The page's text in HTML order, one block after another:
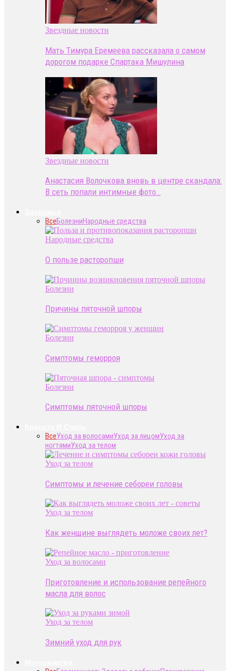
Звездные новости
Мать Тимура Еремеева рассказала о самом
дорогом подарке Спартака Мишулина
Звездные новости
Анастасия Волочкова вновь в центре скандала:
В сеть попали интимные фото…
ВсеБолезниНародные средства
Народные средства
О пользе расторопши
Болезни
Причины пяточной шпоры
Болезни
Симптомы геморроя
Болезни
Симптомы пяточной шпоры
ВсеУход за волосамиУход за лицомУход за
ногтямиУход за телом
Уход за телом
Симптомы и лечение себореи головы
Уход за телом
Как женщине выглядеть моложе своих лет?
Уход за волосами
Приготовление и использование репейного
масла для волос
Уход за телом
Зимний уход для рук